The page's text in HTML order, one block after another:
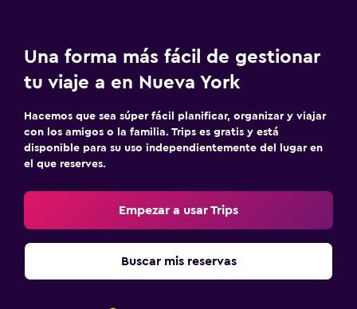
Una forma más fácil de gestionar
tu viaje a en Nueva York
Hacemos que sea súper fácil planificar, organizar y viajar
con los amigos o la familia. Trips es gratis y está
disponible para su uso independientemente del lugar en
el que reserves.
Empezar a usar Trips
Buscar mis reservas